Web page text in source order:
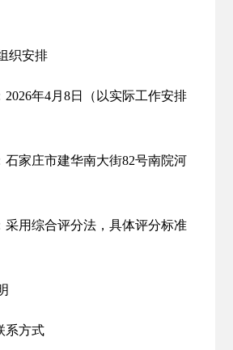
安排
年4月8日（以实际工作安排
家庄市建华南大街82号南院河
用综合评分法，具体评分标准
方式